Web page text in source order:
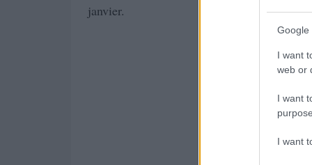
Google
I want
web or
I want
I want
janvier.